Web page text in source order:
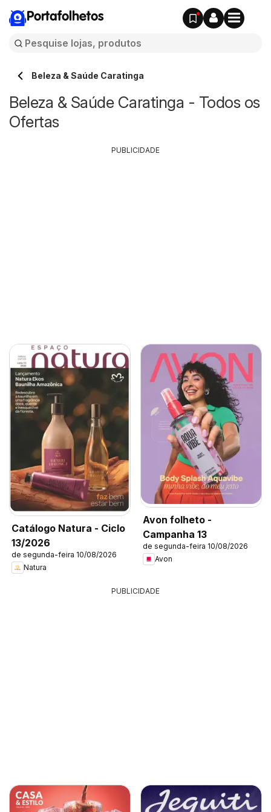
Portafolhetos
Beleza & Saúde Caratinga
Beleza & Saúde Caratinga - Todos os
Ofertas
Catálogo Natura - Ciclo
13/2026
de segunda-feira 10/08/2026
Natura
Avon folheto -
Campanha 13
de segunda-feira 10/08/2026
Avon
PUBLICIDADE
PUBLICIDADE